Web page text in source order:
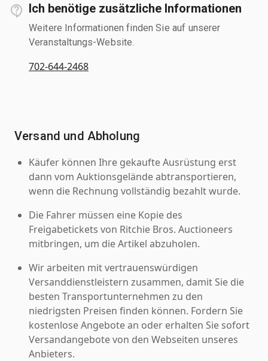
Ich benötige zusätzliche Informationen
Weitere Informationen finden Sie auf unserer
Veranstaltungs-Website.
702-644-2468
Versand und Abholung
Käufer können Ihre gekaufte Ausrüstung erst
dann vom Auktionsgelände abtransportieren,
wenn die Rechnung vollständig bezahlt wurde.
Die Fahrer müssen eine Kopie des
Freigabetickets von Ritchie Bros. Auctioneers
mitbringen, um die Artikel abzuholen.
Wir arbeiten mit vertrauenswürdigen
Versanddienstleistern zusammen, damit Sie die
besten Transportunternehmen zu den
niedrigsten Preisen finden können. Fordern Sie
kostenlose Angebote an oder erhalten Sie sofort
Versandangebote von den Webseiten unseres
Anbieters.